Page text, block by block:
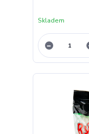
Skladem